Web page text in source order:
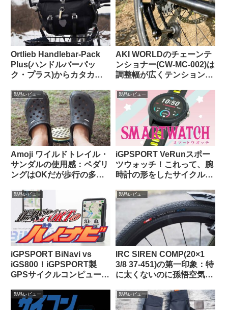
Ortlieb Handlebar-Pack
Plus(ハンドルバーパッ
ク・プラス)からカタカタ
はこれだった【豆感想】
AKI WORLDのチェーンテ
ンショナー(CW-MC-002)は
調整幅が広くテンションも
製品レビュー
Amoji ワイルドトレイル・
サンダルの使用感：ペダリ
ングはOKだが歩行の多い
CROCSの快適さに及ばず
製品レビュー
iGPSPORT VeRunスポー
ツウォッチ！これって、腕
時計の形をしたサイクルコ
製品レビュー
iGPSPORT BiNavi vs
iGS800！iGPSPORT製
GPSサイクルコンピュータ
製品レビュー
IRC SIREN COMP(20×1
3/8 37-451)の第一印象：特
に太くないのに孫悟空気分
（ガチ競技用の高級タイ
ヤ）【Tern Crest カスタマ
製品レビュー 製品レビュー